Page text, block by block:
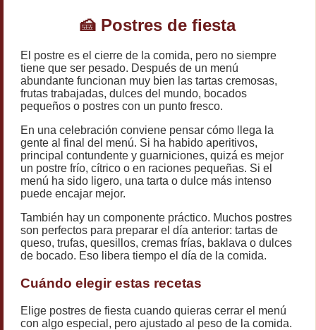
🍰 Postres de fiesta
El postre es el cierre de la comida, pero no siempre
tiene que ser pesado. Después de un menú
abundante funcionan muy bien las tartas cremosas,
frutas trabajadas, dulces del mundo, bocados
pequeños o postres con un punto fresco.
En una celebración conviene pensar cómo llega la
gente al final del menú. Si ha habido aperitivos,
principal contundente y guarniciones, quizá es mejor
un postre frío, cítrico o en raciones pequeñas. Si el
menú ha sido ligero, una tarta o dulce más intenso
puede encajar mejor.
También hay un componente práctico. Muchos postres
son perfectos para preparar el día anterior: tartas de
queso, trufas, quesillos, cremas frías, baklava o dulces
de bocado. Eso libera tiempo el día de la comida.
Cuándo elegir estas recetas
Elige postres de fiesta cuando quieras cerrar el menú
con algo especial, pero ajustado al peso de la comida.